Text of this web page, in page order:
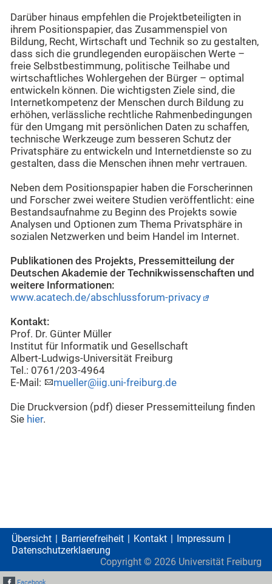
Darüber hinaus empfehlen die Projektbeteiligten in
ihrem Positionspapier, das Zusammenspiel von
Bildung, Recht, Wirtschaft und Technik so zu gestalten,
dass sich die grundlegenden europäischen Werte –
freie Selbstbestimmung, politische Teilhabe und
wirtschaftliches Wohlergehen der Bürger – optimal
entwickeln können. Die wichtigsten Ziele sind, die
Internetkompetenz der Menschen durch Bildung zu
erhöhen, verlässliche rechtliche Rahmenbedingungen
für den Umgang mit persönlichen Daten zu schaffen,
technische Werkzeuge zum besseren Schutz der
Privatsphäre zu entwickeln und Internetdienste so zu
gestalten, dass die Menschen ihnen mehr vertrauen.
Neben dem Positionspapier haben die Forscherinnen
und Forscher zwei weitere Studien veröffentlicht: eine
Bestandsaufnahme zu Beginn des Projekts sowie
Analysen und Optionen zum Thema Privatsphäre in
sozialen Netzwerken und beim Handel im Internet.
Publikationen des Projekts, Pressemitteilung der
Deutschen Akademie der Technikwissenschaften und
weitere Informationen:
www.acatech.de/abschlussforum-privacy
Kontakt:
Prof. Dr. Günter Müller
Institut für Informatik und Gesellschaft
Albert-Ludwigs-Universität Freiburg
Tel.: 0761/203-4964
E-Mail:
mueller@iig.uni-freiburg.de
Die Druckversion (pdf) dieser Pressemitteilung finden
Sie hier.
Übersicht Barrierefreiheit Kontakt
Impressum
Datenschutzerklaerung
Copyright © 2026 Universität Freiburg
Facebook